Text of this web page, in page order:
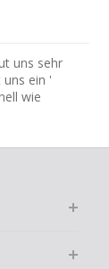
uns sehr
uns ein '
wie